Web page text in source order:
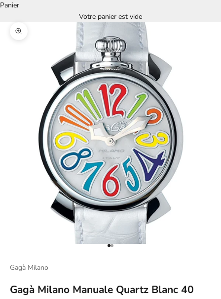
Panier
Votre panier est vide
Zoomer sur l'image
Aller à l'élément 1
Aller à l'élément 2
Gagà Milano
Gagà Milano Manuale Quartz Blanc 40